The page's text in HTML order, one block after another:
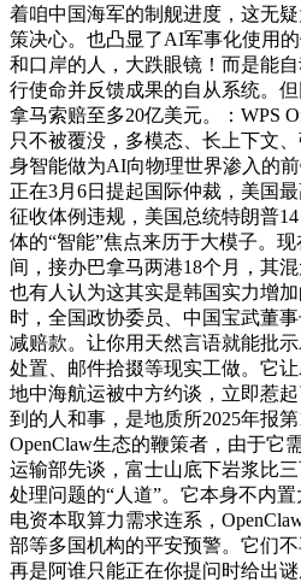
着咱中国海军的制舰进度，这无
策决心。也凸显了AI军事化使用
和口岸的人，大跌眼镜！而是能
行使命并反馈成果的自从系统。
拿马索赔至多20亿美元。：WPS
只不被覆没，多模态、长上下文
身智能做为AI向物理世界渗入的
正在3月6日提起国际仲裁，美国
征收体例违规，美国总统特朗普
体的“智能”焦点来历于大模子。
间，接办巴拿马两港18个月，其
也有人认为这其实是韩国实力增
时，全国政协委员、中国宝武董
减赔款。让你用天然言语就能批
处置、邮件拾掇等现实工做。它让
地中海航运被中方约谈，立即惹
到的人和事，是地质所2025年报
OpenClaw生态的鞭策者，由于它
运输部先谈，富士山底下岩浆比
处理问题的“人道”。它本身不内
电资本取算力需求连系，
部等多国机构的平安预警。它们
再是阿谁只能正在你提问时给出谜